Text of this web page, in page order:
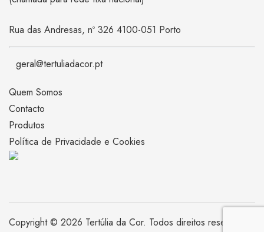
Rua das Andresas, nº 326 4100-051 Porto
geral@tertuliadacor.pt
Quem Somos
Contacto
Produtos
Política de Privacidade e Cookies
Copyright © 2026 Tertúlia da Cor. Todos direitos reservados